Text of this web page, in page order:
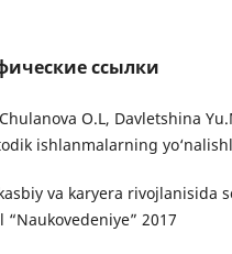
ссылки
O.L, Davletshina
ishlanmalarning
va karyera rivojlanisida
2017